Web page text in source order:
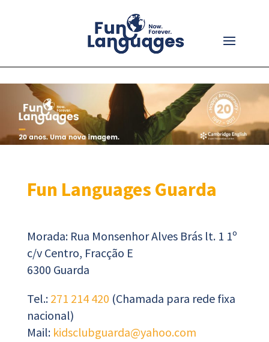
Fun Languages Guarda
Morada: Rua Monsenhor Alves Brás lt. 1 1º
c/v Centro, Fracção E
6300 Guarda
Tel.: 271 214 420 (Chamada para rede fixa
nacional)
Mail: kidsclubguarda@yahoo.com